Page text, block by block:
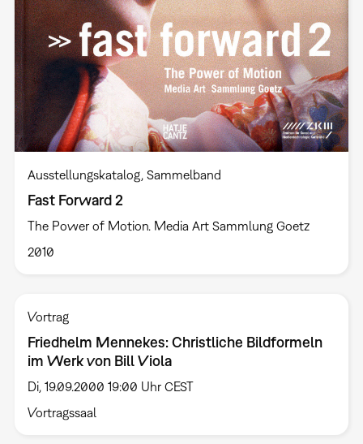
Ausstellungskatalog Sammelband
Fast Forward 2
The Power of Motion. Media Art Sammlung Goetz
2010
Vortrag
Friedhelm Mennekes: Christliche Bildformeln
im Werk von Bill Viola
Di, 19.09.2000 19:00 Uhr CEST
Vortragssaal